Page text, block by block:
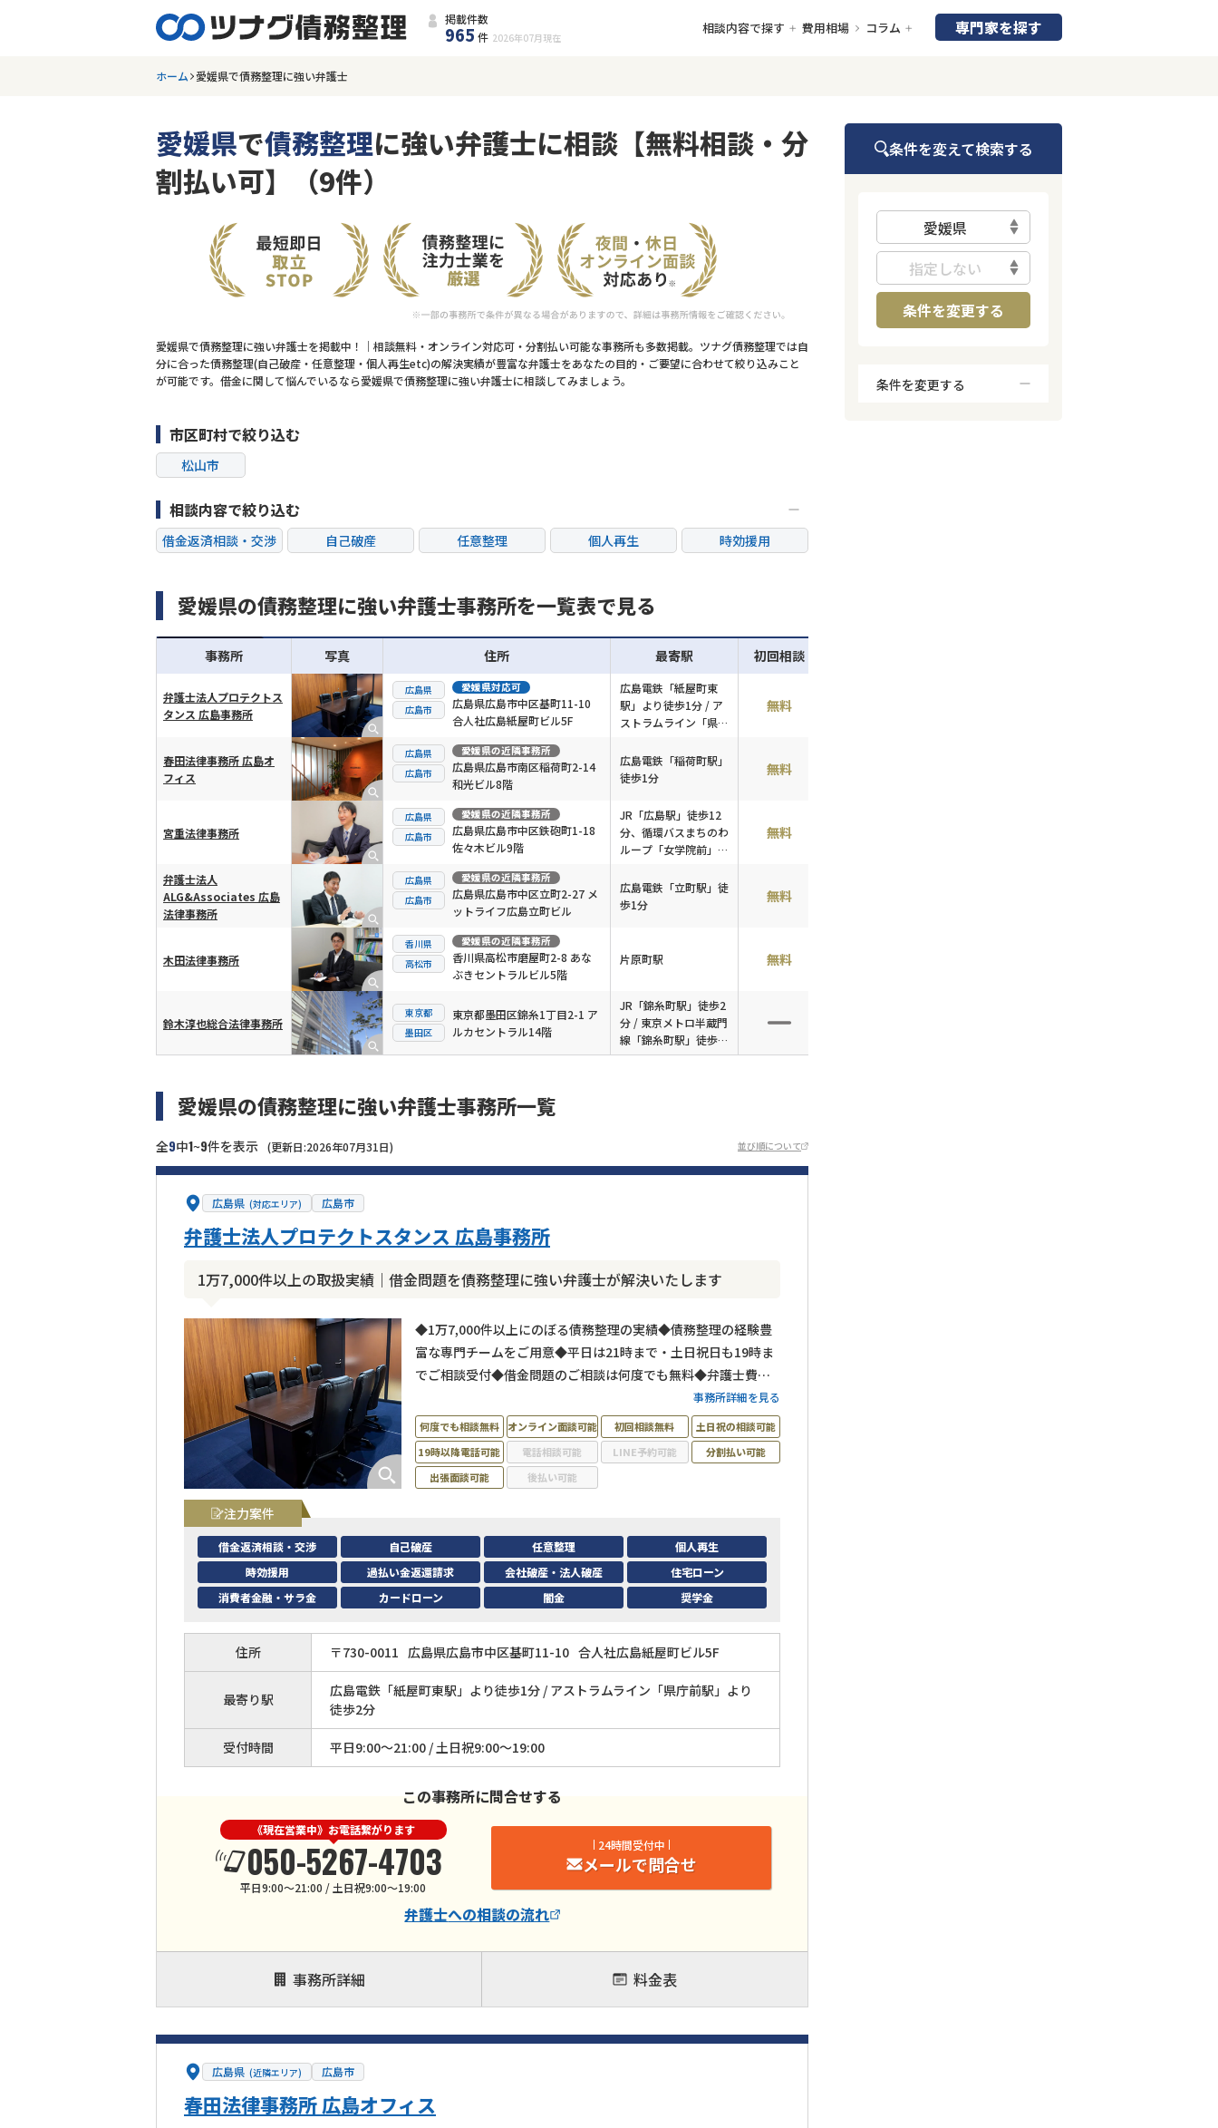
掲載件数
965 件 2026年07月 現在
相談内容で探す 費用相場 コラム 専門家を探す
ホーム 愛媛県で債務整理に強い弁護士
愛媛県で債務整理に強い弁護士に相談【無料相談・分
割払い可】（9件）
愛媛県で債務整理に強い弁護士を掲載中！｜相談無料・オンライン対応可・分割払い可能な事務所も多数掲載。ツナグ債務整理では自
分に合った債務整理(自己破産・任意整理・個人再生etc)の解決実績が豊富な弁護士をあなたの目的・ご要望に合わせて絞り込みこと
が可能です。借金に関して悩んでいるなら愛媛県で債務整理に強い弁護士に相談してみましょう。
市区町村で絞り込む
松山市
相談内容で絞り込む
借金返済相談・交渉 自己破産 任意整理 個人再生
時効援用
闇金
奨学金
愛媛県の債務整理に強い弁護士事務所を一覧表で見る
横スクロール可能
事務所 写真 住所 最寄駅 初回相談
弁護士法人プロテクトス
タンス 広島事務所
広島県
広島市
愛媛県対応可
広島県広島市中区基町11-10
合人社広島紙屋町ビル5F
広島電鉄「紙屋町東
駅」より徒歩1分 / ア
ストラムライン「県庁
無料
春田法律事務所 広島オ
フィス
広島県
広島市
愛媛県の近隣事務所
広島県広島市南区稲荷町2-14
和光ビル8階
広島電鉄「稲荷町駅」
徒歩1分
無料
宮重法律事務所
広島県
広島市
愛媛県の近隣事務所
広島県広島市中区鉄砲町1-18
佐々木ビル9階
JR「広島駅」徒歩12
分、循環バスまちのわ
ループ「女学院前」徒
無料
弁護士法人
ALG&Associates 広島
法律事務所
広島県
広島市
愛媛県の近隣事務所
広島県広島市中区立町2-27 メ
ットライフ広島立町ビル
広島電鉄「立町駅」徒
歩1分
無料
木田法律事務所
香川県
高松市
愛媛県の近隣事務所
香川県高松市磨屋町2-8 あな
ぶきセントラルビル5階
片原町駅 無料
鈴木淳也総合法律事務所
東京都
墨田区
東京都墨田区錦糸1丁目2-1 ア
ルカセントラル14階
JR「錦糸町駅」徒歩2
分 / 東京メトロ半蔵門
線「錦糸町駅」徒歩2
分
愛媛県の債務整理に強い弁護士事務所一覧
全9中1~9件を表示 (更新日:2026年07月31日) 並び順について
広島県 (対応エリア) 広島市
1万7,000件以上の取扱実績｜借金問題を債務整理に強い弁護士が解決いたします
弁護士法人プロテクトスタンス 広島事務所
◆1万7,000件以上にのぼる債務整理の実績◆債務整理の経験豊
富な専門チームをご用意◆平日は21時まで・土日祝日も19時ま
でご相談受付◆借金問題のご相談は何度でも無料◆弁護士費用
の分割払い可◆広島電鉄「紙屋町東駅」から徒歩1分事務所詳細を見る
何度でも相談無料 オンライン面談可能 初回相談無料
土日祝の相談可能
19時以降電話可能
電話相談可能 LINE予約可能
分割払い可能
出張面談可能
後払い可能
注力案件
借金返済相談・交渉 自己破産 任意整理
個人再生
時効援用
過払い金返還請求 会社破産・法人破産
住宅ローン
消費者金融・サラ金
カードローン 闇金 奨学金
住所 〒730-0011 広島県広島市中区基町11-10 合人社広島紙屋町ビル5F
最寄り駅
広島電鉄「紙屋町東駅」より徒歩1分 / アストラムライン「県庁前駅」より
徒歩2分
受付時間 平日9:00～21:00 / 土日祝9:00～19:00
この事務所に問合せする
《現在営業中》お電話繋がります
050-5267-4703
平日9:00～21:00 / 土日祝9:00～19:00
24時間受付中
メールで問合せ
弁護士への相談の流れ
事務所詳細 料金表
広島県 (近隣エリア) 広島市
春田法律事務所 広島オフィス
条件を変えて検索する
愛媛県
指定しない
条件を変更する
条件を変更する